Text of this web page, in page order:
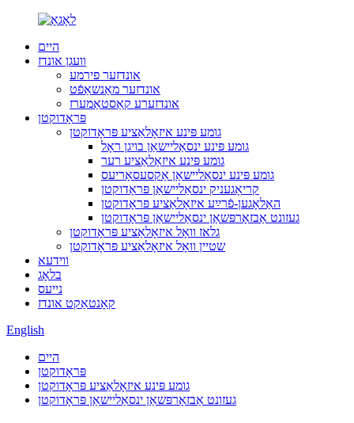
היים
וועגן אונדז
אונדזער פירמע
אונדזער מאַנשאַפֿט
אונדזערע קאַסטאַמערז
פּראָדוקטן
גומע פּינע איזאָלאַציע פּראָדוקטן
גומע פּינע ינסאַליישאַן בויגן ראָל
גומע פּינע איזאָלאַציע רער
גומע פּינע ינסאַליישאַן אַקסעסאָריעס
קריאָגעניק ינסאַליישאַן פּראָדוקטן
האַלאָגען-פֿרײַע איזאָלאַציע פּראָדוקטן
געזונט אַבזאָרפּשאַן ינסאַליישאַן פּראָדוקטן
גלאז וואָל איזאָלאַציע פּראָדוקטן
שטיין וואָל איזאָלאַציע פּראָדוקטן
ווידעא
בלאָג
נייעס
קאָנטאַקט אונדז
English
היים
פּראָדוקטן
גומע פּינע איזאָלאַציע פּראָדוקטן
געזונט אַבזאָרפּשאַן ינסאַליישאַן פּראָדוקטן